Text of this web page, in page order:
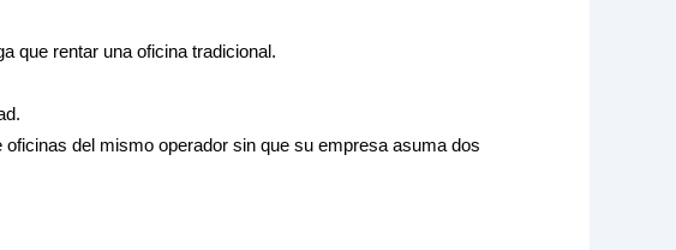
que rentar una oficina tradicional.
del mismo operador sin que su empresa asuma dos